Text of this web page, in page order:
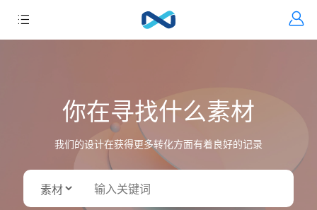
你在寻找什么素材
我们的设计在获得更多转化方面有着良好的记录